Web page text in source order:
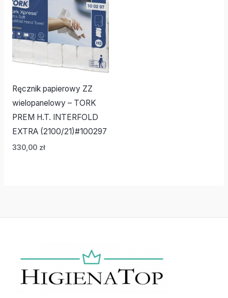
Ręcznik papierowy ZZ
wielopanelowy – TORK
PREM H.T. INTERFOLD
EXTRA (2100/21)#100297
330,00 zł